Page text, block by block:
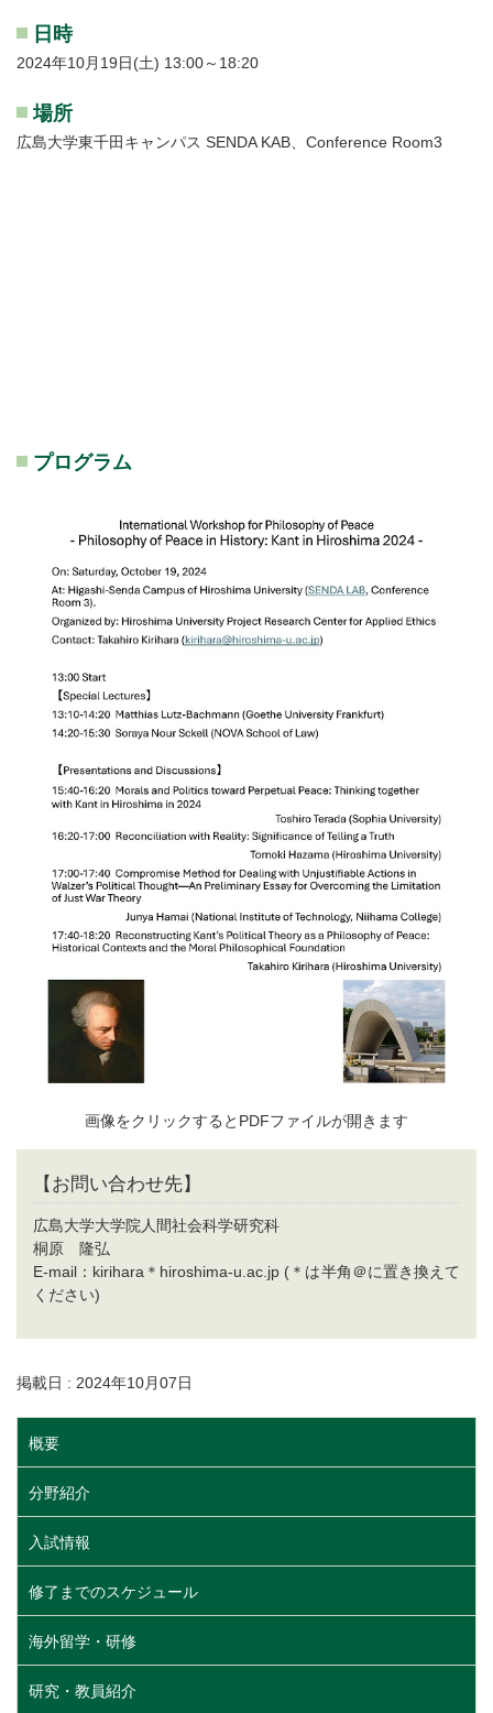
日時
2024年10月19日(土) 13:00～18:20
場所
広島大学東千田キャンパス SENDA KAB、Conference Room3
プログラム
画像をクリックするとPDFファイルが開きます
【お問い合わせ先】
広島大学大学院人間社会科学研究科
桐原 隆弘
E-mail：kirihara＊hiroshima-u.ac.jp (＊は半角＠に置き換えて
ください)
掲載日 : 2024年10月07日
概要
分野紹介
入試情報
修了までのスケジュール
海外留学・研修
研究・教員紹介